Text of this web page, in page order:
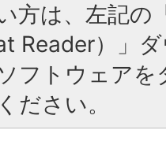
方は、左記の
Reader）」
フトウェア
ださい。